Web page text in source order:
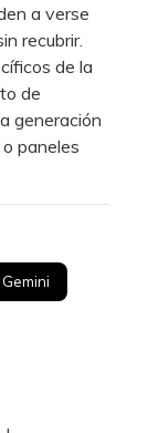
a verse
recubrir.
de la
de
generación
paneles
Gemini